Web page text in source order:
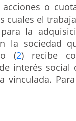
o
cuales el
la
la sociedad
o (2) recibe
interés social
vinculada.